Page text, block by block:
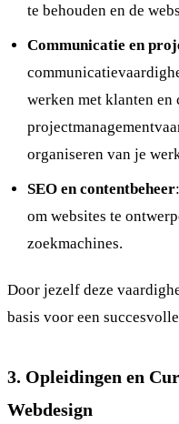
te behouden en de
Communicatie en
werken met klanten en
organiseren van je
SEO en contentbeheer
om websites te
zoekmachines.
Door jezelf deze
basis voor een
3. Opleidingen en
Webdesign